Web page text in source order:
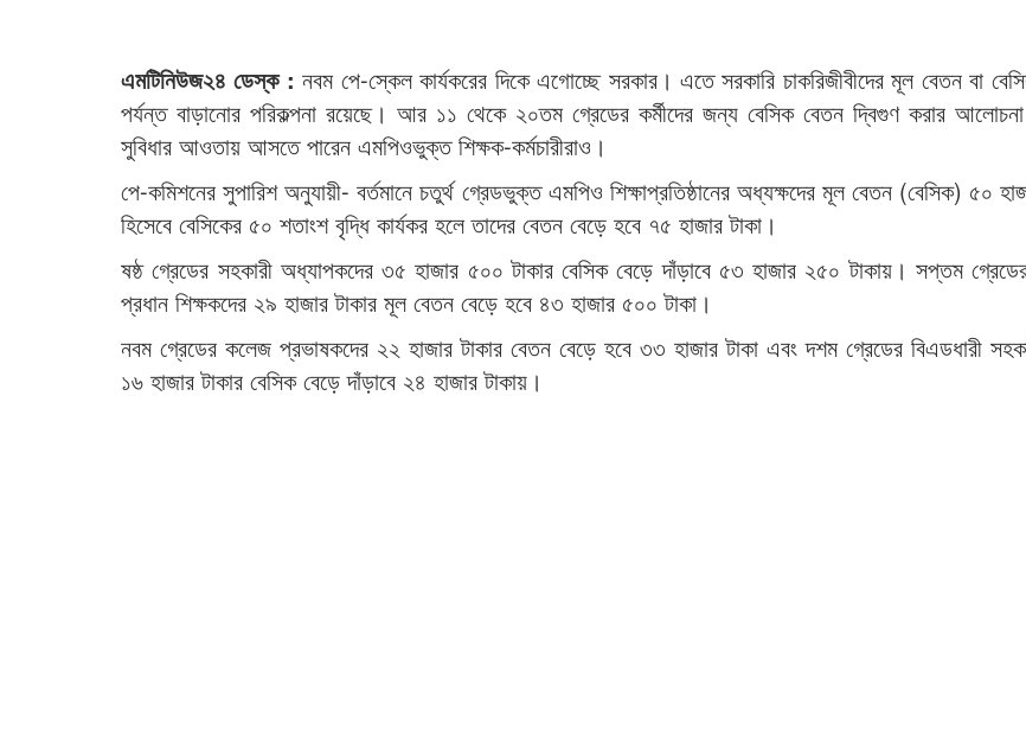
এমটিনিউজ২৪ ডেস্ক :নবম পে-স্কেল কার্যকরের দিকে এগোচ্ছে সরকার। এতে সরকারি চাকরিজীবীদের মূল বেতন বা
পর্যন্ত বাড়ানোর পরিকল্পনা রয়েছে। আর ১১ থেকে ২০তম গ্রেডের কর্মীদের জন্য বেসিক বেতন দ্বিগুণ করার
সুবিধার আওতায় আসতে পারেন এমপিওভুক্ত শিক্ষক-কর্মচারীরাও।
পে-কমিশনের সুপারিশ অনুযায়ী- বর্তমানে চতুর্থ গ্রেডভুক্ত এমপিও শিক্ষাপ্রতিষ্ঠানের অধ্যক্ষদের মূল বেতন (বেসিক) ৫০
হিসেবে বেসিকের ৫০ শতাংশ বৃদ্ধি কার্যকর হলে তাদের বেতন বেড়ে হবে ৭৫ হাজার টাকা।
ষষ্ঠ গ্রেডের সহকারী অধ্যাপকদের ৩৫ হাজার ৫০০ টাকার বেসিক বেড়ে দাঁড়াবে ৫৩ হাজার ২৫০ টাকায়। সপ্তম
প্রধান শিক্ষকদের ২৯ হাজার টাকার মূল বেতন বেড়ে হবে ৪৩ হাজার ৫০০ টাকা।
নবম গ্রেডের কলেজ প্রভাষকদের ২২ হাজার টাকার বেতন বেড়ে হবে ৩৩ হাজার টাকা এবং দশম গ্রেডের বিএডধারী
১৬ হাজার টাকার বেসিক বেড়ে দাঁড়াবে ২৪ হাজার টাকায়।